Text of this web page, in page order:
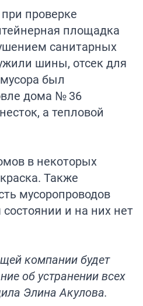
проверке
площадка
санитарных
шины, отсек для
был
дома № 36
а тепловой
в некоторых
Также
мусоропроводов
и на них нет
компании будет
об устранении всех
Элина Акулова.